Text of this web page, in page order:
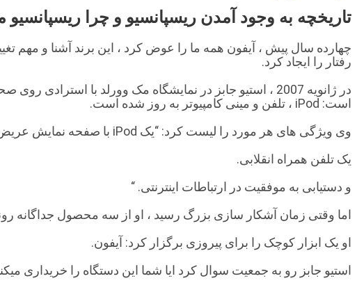
تاریخچه به وجود آمدن ریسپانسیو و چرا
چهارده سال پیش ، آیفون همه ما را عوض کرد ، این برند آشنا و مهم
رفتار را ایجاد کرد.
در ژانویه 2007 ، استیو جابز در نمایشگاه مک وورلد با
است: iPod ، تلفن و مینی کامپیوتر به روز شده است.
وی ویژگی های هر مورد را لیست کرد: “یک iPod با صفحه نمایش عریض با کنترل های لمسی.
یک تلفن همراه انقلابی.
و دستیابی به موفقیت در ارتباطات اینترنتی. “
اما وقتی زمان آشکار سازی بزرگ رسید ، او از سه محصول جداگانه
او یک ابزار کوچک را برای پیروزی برگزار کرد: آیفون.
استیو جابز رو به جمعیت سوال کرد ایا شما این دستگاه را خریداری